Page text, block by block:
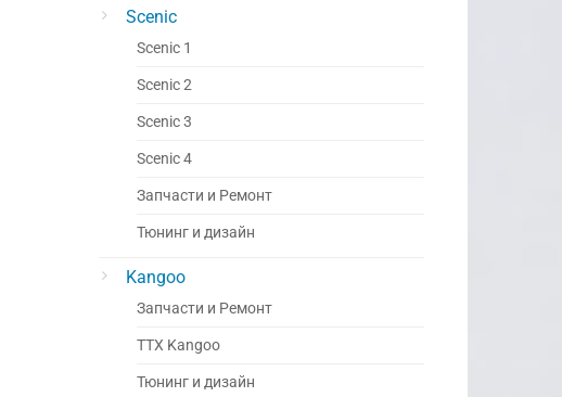
Scenic
Scenic 1
Scenic 2
Scenic 3
Scenic 4
Запчасти и Ремонт
Тюнинг и дизайн
Kangoo
Запчасти и Ремонт
ТТХ Kangoo
Тюнинг и дизайн